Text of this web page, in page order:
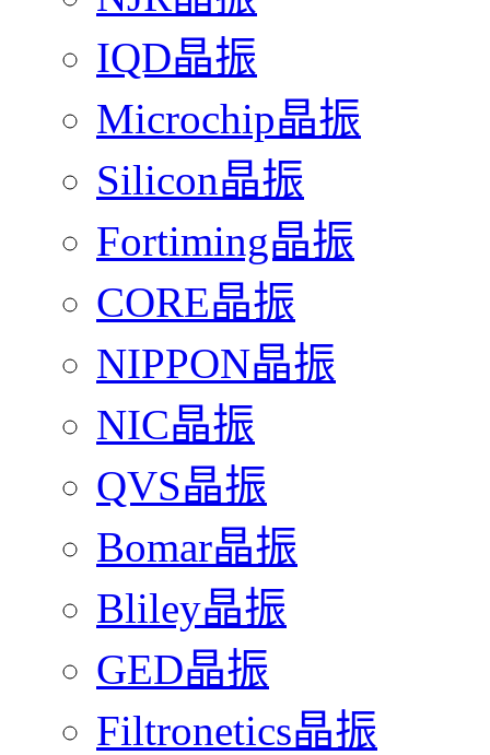
IQD晶振
Microchip晶振
Silicon晶振
Fortiming晶振
CORE晶振
NIPPON晶振
NIC晶振
QVS晶振
Bomar晶振
Bliley晶振
GED晶振
Filtronetics晶振